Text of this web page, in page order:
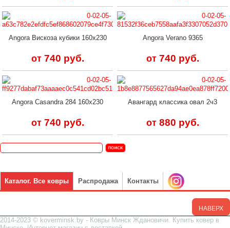
Angora Вискоза кубики 160х230
от 740 руб.
Angora Verano 9365
от 740 руб.
Angora Casandra 284 160х230
от 740 руб.
Авангард классика овал 2ч3
от 880 руб.
Каталог. Все ковры Распродажа Контакты
НАВЕРХ
2014-2023 © koverminsk.by - Ковры Минск Ждановичи. Купить ковер в